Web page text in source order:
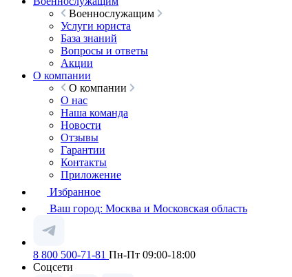
Военнослужащим
Услуги юриста
База знаний
Вопросы и ответы
Акции
О компании
О компании
О нас
Наша команда
Новости
Отзывы
Гарантии
Контакты
Приложение
Избранное
Ваш город: Москва и Московская область
8 800 500-71-81 Пн-Пт 09:00-18:00
Соцсети